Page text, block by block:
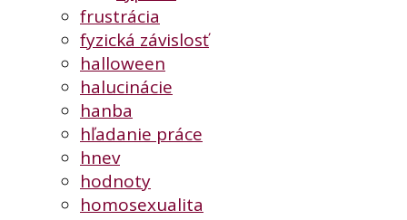
frustrácia
fyzická závislosť
halloween
halucinácie
hanba
hľadanie práce
hnev
hodnoty
homosexualita